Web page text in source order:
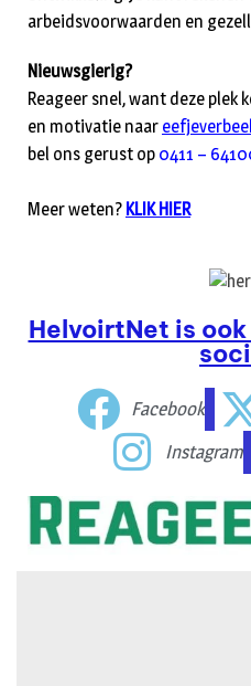
arbeidsvoorwaarden en
Nieuwsgierig?
Reageer snel, want deze plek
en motivatie naar
bel ons gerust op 0411 –
Meer weten? KLIK HIER
HelvoirtNet is
Facebook
Instagram